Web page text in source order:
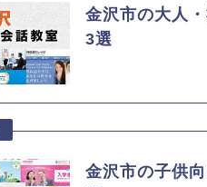
金沢市の大人
3選
金沢市の子供